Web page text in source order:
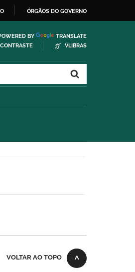
ÓRGÃOS DO GOVERNO
BY
TRANSLATE
VLIBRAS
VOLTAR AO TOPO